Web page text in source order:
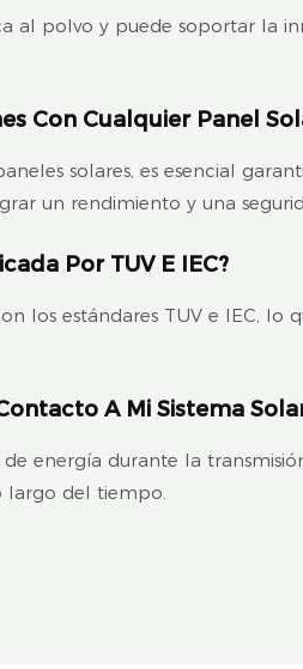
al polvo y puede soportar la
Con Cualquier Panel
solares, es esencial
un rendimiento y una
Por TUV E IEC?
los estándares TUV e IEC,
A Mi Sistema
energía durante la
largo del tiempo.